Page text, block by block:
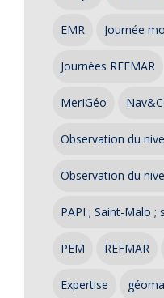
EMR Journée
Journées REFMAR
MerIGéo
Observation du
Observation du
PAPI ; Saint-Malo ;
PEM REFMAR
Expertise